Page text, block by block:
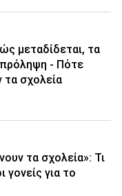
μεταδίδεται, τα
- Πότε
τα σχολεία
τα σχολεία»: Τι
γονείς για το